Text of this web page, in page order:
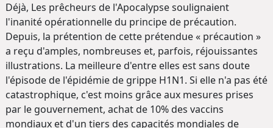
Déjà, Les prêcheurs de l'Apocalypse soulignaient
l'inanité opérationnelle du principe de précaution.
Depuis, la prétention de cette prétendue « précaution »
a reçu d'amples, nombreuses et, parfois, réjouissantes
illustrations. La meilleure d'entre elles est sans doute
l'épisode de l'épidémie de grippe H1N1. Si elle n'a pas été
catastrophique, c'est moins grâce aux mesures prises
par le gouvernement, achat de 10% des vaccins
mondiaux et d'un tiers des capacités mondiales de